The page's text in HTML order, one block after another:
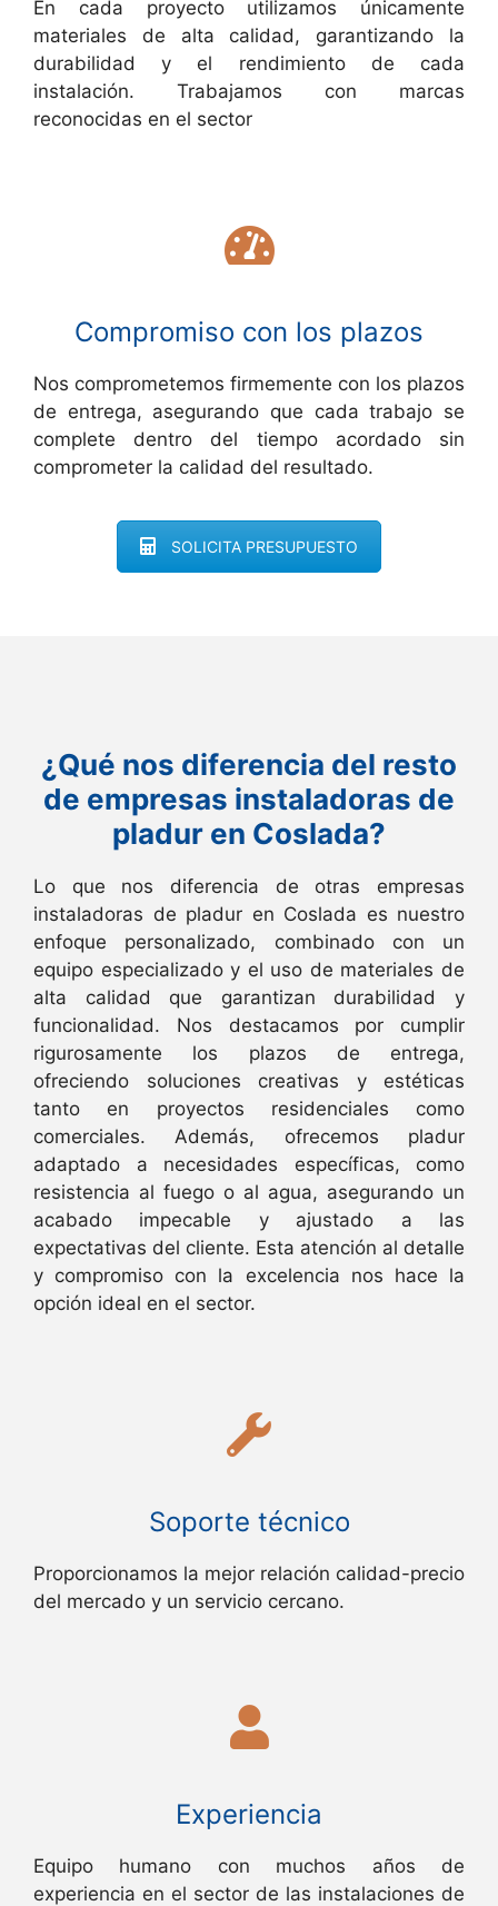
En cada proyecto utilizamos únicamente
materiales de alta calidad, garantizando la
durabilidad y el rendimiento de cada
instalación. Trabajamos con marcas
reconocidas en el sector
Compromiso con los plazos
Nos comprometemos firmemente con los plazos
de entrega, asegurando que cada trabajo se
complete dentro del tiempo acordado sin
comprometer la calidad del resultado.
SOLICITA PRESUPUESTO
¿Qué nos diferencia del resto
de empresas instaladoras de
pladur en Coslada?
Lo que nos diferencia de otras empresas
instaladoras de pladur en Coslada es nuestro
enfoque personalizado, combinado con un
equipo especializado y el uso de materiales de
alta calidad que garantizan durabilidad y
funcionalidad. Nos destacamos por cumplir
rigurosamente los plazos de entrega,
ofreciendo soluciones creativas y estéticas
tanto en proyectos residenciales como
comerciales. Además, ofrecemos pladur
adaptado a necesidades específicas, como
resistencia al fuego o al agua, asegurando un
acabado impecable y ajustado a las
expectativas del cliente. Esta atención al detalle
y compromiso con la excelencia nos hace la
opción ideal en el sector.
Soporte técnico
Proporcionamos la mejor relación calidad-precio
del mercado y un servicio cercano.
Experiencia
Equipo humano con muchos años de
experiencia en el sector de las instalaciones de